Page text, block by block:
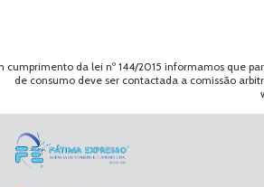
cumprimento da lei nº 144/2015 informamos que
de consumo deve ser contactada a comissão